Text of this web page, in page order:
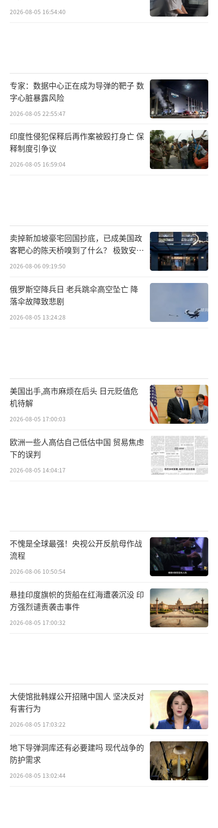
翼是为了降阻，换取更高的速度和更远的射
东西。
AIM-260最大的尴尬在于，它不是技术不
够，而是被自己家五代机的弹舱尺寸给绑架
了。F-22的弹舱是1990年代定义的，格子大小
就那么宽那么长。F-35的弹舱也一样。AIM-120
当年就是按那个格子量身定做的，现在要塞进
相比之下，歼-20的弹舱从设计之初就给中
远程空空导弹留了位置，弹舱深度和长度的取
舍是和导弹同步迭代的，不存在“先有机后找
弹”的倒挂关系。这也是为什么歼-20能在2013
-2015年那个节点就带着PL-15飞，而美国人到
现在还在为“新弹能不能顺利进出F-22的舱
里（120英里）以上”，但业内普遍判断实际需
求远高于此。导引头方面，主流判断是有源相
控阵雷达（AESA）+双向数据链，让发射平台
（尤其是隐身机）可以不开自身雷达，靠预警
机或其他友机通过数据链把目标信息灌进去，
导弹飞到末段再自己开雷达锁定。这条“第三
方引导”的逻辑链，本质上跟霹雳-15的双向数
2025年5月7日，印度发起代号“朱砂”的
行动，打击巴基斯坦侧目标，巴基斯坦空军紧
急升空拦截。结果全世界后来看到的是：巴方
机——序列号BS-001，隶属印度第17“黄金箭
头”中队，是印度接收的第一批阵风之一。残
骸在旁遮普邦霍希亚尔布尔附近被发现，法语
级情报官员后来私下确认了阵风被击落的消息
——这是阵风战斗机服役以来的首次战斗损失。
巴基斯坦官员的说法是，那枚致命的PL-15
E是从大约190到200公里外发射的。印度官员
对具体数字有争议，但两边都承认一件事：印
度情报部门对PL-15E的实际射程出现了严重误
2026-08-05 16:54:40
专家：数据中心正在成为导弹的靶子 数
字心脏暴露风险
2026-08-05 22:55:47
印度性侵犯保释后再作案被殴打身亡 保
释制度引争议
2026-08-05 16:59:04
卖掉新加坡豪宅回国抄底，已成美国政
客靶心的陈天桥嗅到了什么？ 极致安全
的追寻
2026-08-06 09:19:50
俄罗斯空降兵日 老兵跳伞高空坠亡 降
落伞故障致悲剧
2026-08-05 13:24:28
美国出手,高市麻烦在后头 日元贬值危
机待解
2026-08-05 17:00:03
欧洲一些人高估自己低估中国 贸易焦虑
下的误判
2026-08-05 14:04:17
不愧是全球最强！央视公开反航母作战
流程
2026-08-06 10:50:54
悬挂印度旗帜的货船在红海遭袭沉没 印
方强烈谴责袭击事件
2026-08-05 17:00:32
大使馆批韩媒公开招赌中国人 坚决反对
有害行为
2026-08-05 17:03:22
地下导弹洞库还有必要建吗 现代战争的
防护需求
2026-08-05 13:02:44